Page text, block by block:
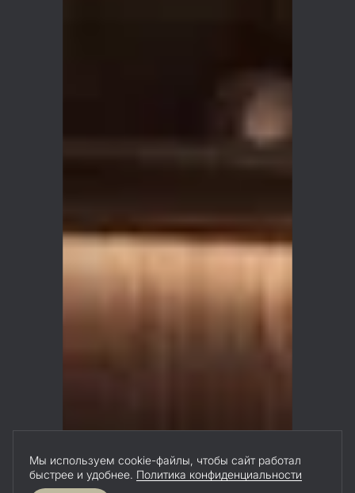
Мы используем cookie-файлы, чтобы сайт работал
быстрее и удобнее. Политика конфиденциальности